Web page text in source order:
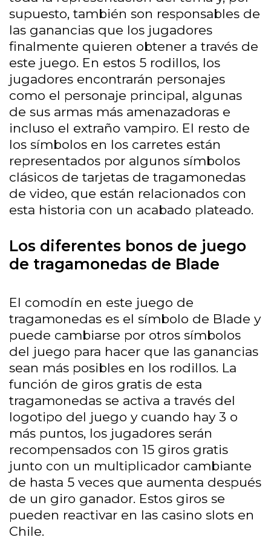
supuesto, también son responsables de
las ganancias que los jugadores
finalmente quieren obtener a través de
este juego. En estos 5 rodillos, los
jugadores encontrarán personajes
como el personaje principal, algunas
de sus armas más amenazadoras e
incluso el extraño vampiro. El resto de
los símbolos en los carretes están
representados por algunos símbolos
clásicos de tarjetas de tragamonedas
de video, que están relacionados con
esta historia con un acabado plateado.
Los diferentes bonos de juego
de tragamonedas de Blade
El comodín en este juego de
tragamonedas es el símbolo de Blade y
puede cambiarse por otros símbolos
del juego para hacer que las ganancias
sean más posibles en los rodillos. La
función de giros gratis de esta
tragamonedas se activa a través del
logotipo del juego y cuando hay 3 o
más puntos, los jugadores serán
recompensados ​​con 15 giros gratis
junto con un multiplicador cambiante
de hasta 5 veces que aumenta después
de un giro ganador. Estos giros se
pueden reactivar en las casino slots en
Chile.